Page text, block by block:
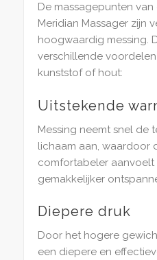
De massagepunten van
Meridian Massager zijn
hoogwaardig messing.
verschillende
kunststof of hout:
Uitstekende
Messing neemt snel de
lichaam aan, waardoor
comfortabeler aanvoelt
gemakkelijker
Diepere druk
Door het hogere
een diepere en